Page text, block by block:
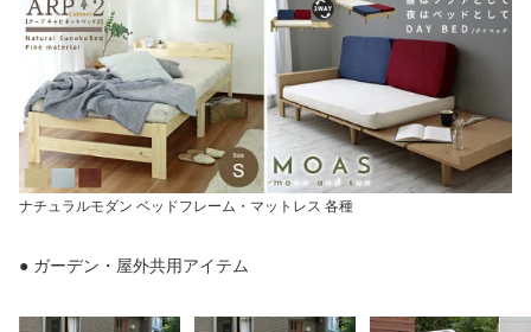
ナチュラルモダン ベッドフレーム・マットレス 各種
● ガーデン・屋外共用アイテム